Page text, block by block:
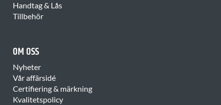
Handtag & Lås
Tillbehör
OM OSS
Nyheter
Vår affärsidé
Certifiering & märkning
Kvalitetspolicy